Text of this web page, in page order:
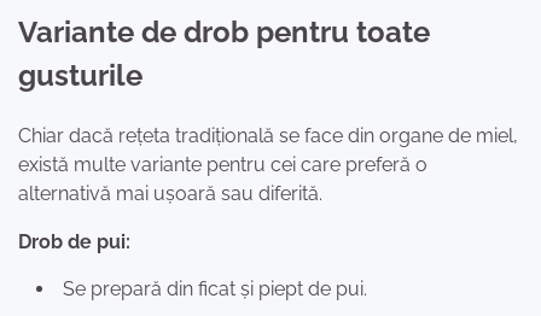
Variante de drob pentru toate
gusturile
Chiar dacă rețeta tradițională se face din organe de miel,
există multe variante pentru cei care preferă o
alternativă mai ușoară sau diferită.
Drob de pui:
Se prepară din ficat și piept de pui.